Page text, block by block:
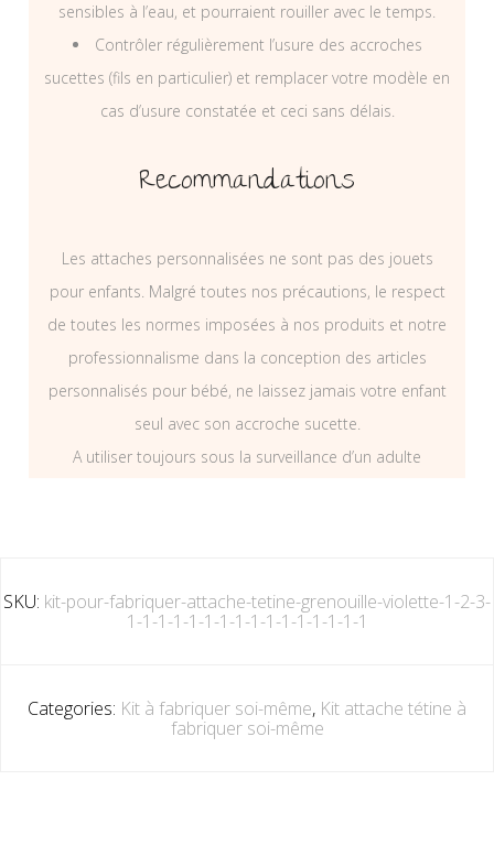
sensibles à l’eau, et pourraient rouiller avec le temps.
Contrôler régulièrement l’usure des accroches
sucettes (fils en particulier) et remplacer votre modèle en
cas d’usure constatée et ceci sans délais.
Recommandations
Les attaches personnalisées ne sont pas des jouets
pour enfants. Malgré toutes nos précautions, le respect
de toutes les normes imposées à nos produits et notre
professionnalisme dans la conception des articles
personnalisés pour bébé, ne laissez jamais votre enfant
seul avec son accroche sucette.
A utiliser toujours sous la surveillance d’un adulte
SKU: kit-pour-fabriquer-attache-tetine-grenouille-violette-1-2-3-
1-1-1-1-1-1-1-1-1-1-1-1-1-1-1-1
Categories: Kit à fabriquer soi-même, Kit attache tétine à
fabriquer soi-même